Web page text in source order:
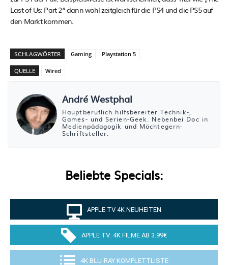
Last of Us: Part 2“ dann wohl zeitgleich für die PS4 und die PS5 auf
den Markt kommen.
SCHLAGWÖRTER Gaming Playstation 5
QUELLE Wired
André Westphal
Hauptberuflich hilfsbereiter Technik-,
Games- und Serien-Geek. Nebenbei Doc in
Medienpädagogik und Möchtegern-
Schriftsteller.
Beliebte Specials:
APPLE TV 4K NEUHEITEN
APPLE TV: 4K FILME AB 3.99€
4K BLU-RAY KOMPLETTLISTE